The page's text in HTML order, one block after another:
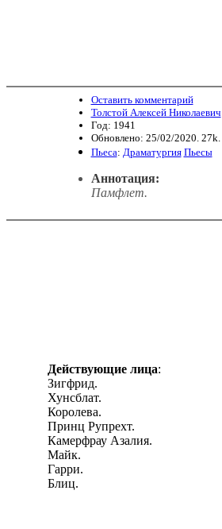
Оставить комментарий
Толстой Алексей Николаевич
Год: 1941
Обновлено: 25/02/2020. 27k.
Пьеса: Драматургия Пьесы
Аннотация:
Памфлет.
Действующие лица:
Зигфрид.
Хунсблат.
Королева.
Принц Рупрехт.
Камерфрау Азалия.
Майк.
Гарри.
Блиц.